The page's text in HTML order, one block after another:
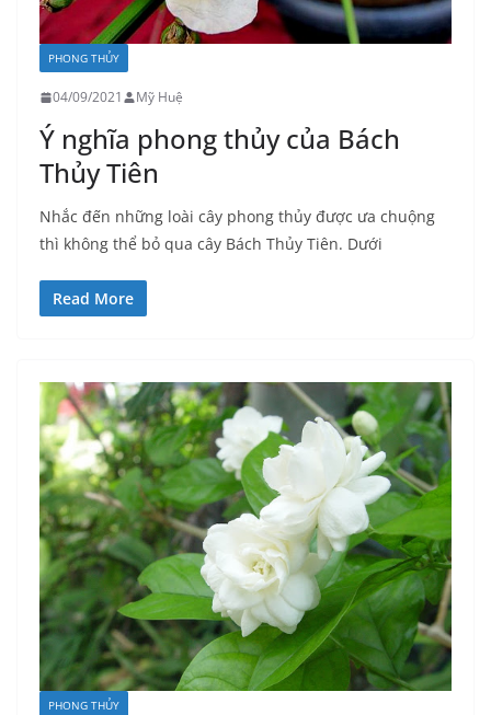
PHONG THỦY
04/09/2021 Mỹ Huệ
Ý nghĩa phong thủy của Bách
Thủy Tiên
Nhắc đến những loài cây phong thủy được ưa chuộng
thì không thể bỏ qua cây Bách Thủy Tiên. Dưới
Read More
PHONG THỦY